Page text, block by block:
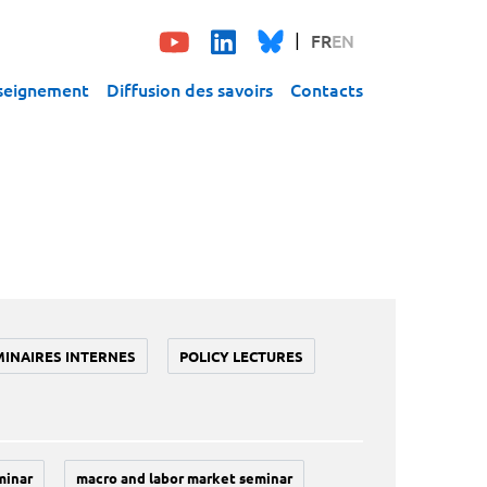
FREN
Diffusion des savoirs Contacts
INTERNES POLICY LECTURES
macro and labor market seminar